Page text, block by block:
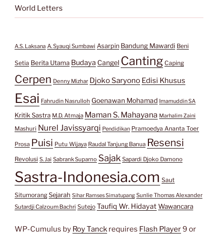
World Letters
A.S. Laksana A. Syauqi Sumbawi Asarpin Bandung Mawardi Beni
Setia Berita Utama Budaya Cangel Canting Caping
Cerpen Denny Mizhar Djoko Saryono Edisi Khusus
Esai Fahrudin Nasrulloh Goenawan Mohamad Imamuddin SA
Kritik Sastra M.D. Atmaja Maman S. Mahayana Marhalim Zaini
Mashuri Nurel Javissyarqi Pendidikan Pramoedya Ananta Toer
Prosa Puisi Putu Wijaya Raudal Tanjung Banua Resensi
Revolusi S. Jai Sabrank Suparno Sajak Sapardi Djoko Damono
Sastra-Indonesia.com Saut
Situmorang Sejarah Sihar Ramses Simatupang Sunlie Thomas Alexander
Sutardji Calzoum Bachri Sutejo Taufiq Wr. Hidayat Wawancara
WP-Cumulus by Roy Tanck requires Flash Player9 or